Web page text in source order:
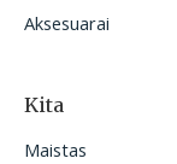
Aksesuarai
Kita
Maistas